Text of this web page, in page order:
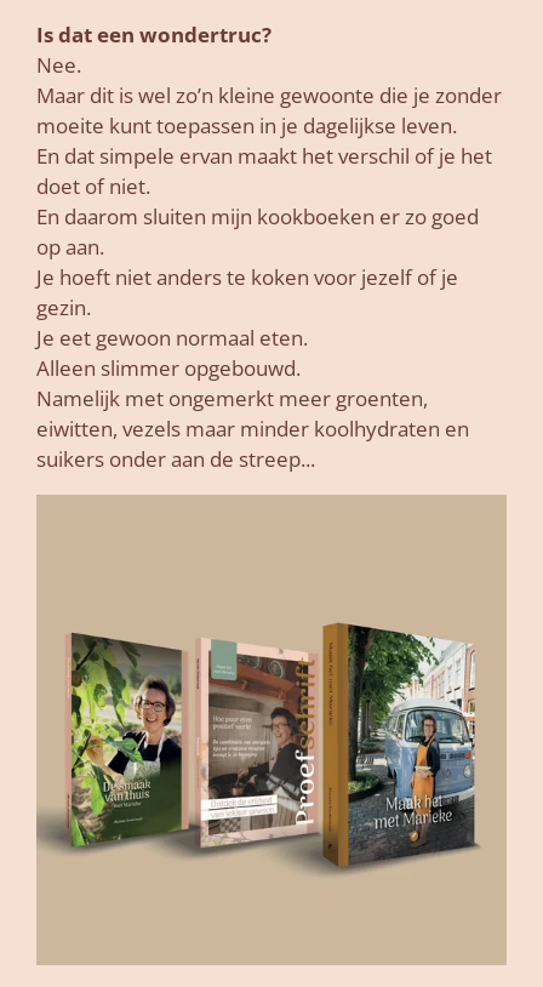
Is dat een wondertruc?
Nee.
Maar dit is wel zo’n kleine gewoonte die je zonder
moeite kunt toepassen in je dagelijkse leven.
En dat simpele ervan maakt het verschil of je het
doet of niet.
En daarom sluiten mijn kookboeken er zo goed
op aan.
Je hoeft niet anders te koken voor jezelf of je
gezin.
Je eet gewoon normaal eten.
Alleen slimmer opgebouwd.
Namelijk met ongemerkt meer groenten,
eiwitten, vezels maar minder koolhydraten en
suikers onder aan de streep...